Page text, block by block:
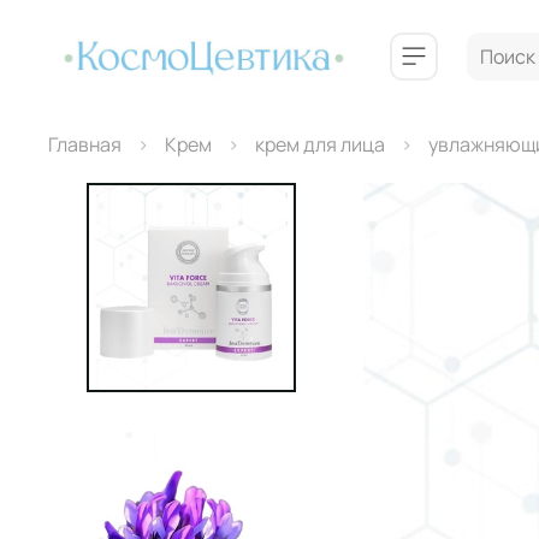
Главная Крем крем для лица